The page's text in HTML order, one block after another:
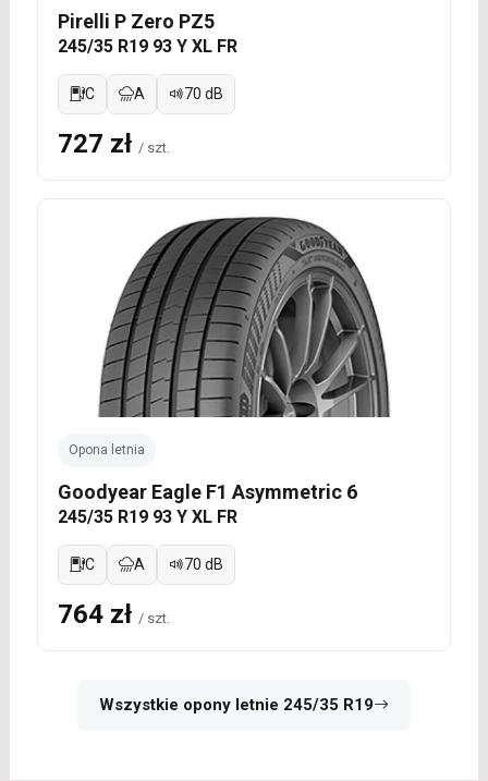
Pirelli P Zero PZ5
245/35 R19 93 Y XL FR
C A 70 dB
727 zł / szt.
Opona letnia
Goodyear Eagle F1 Asymmetric 6
245/35 R19 93 Y XL FR
C A 70 dB
764 zł / szt.
Wszystkie opony letnie 245/35 R19